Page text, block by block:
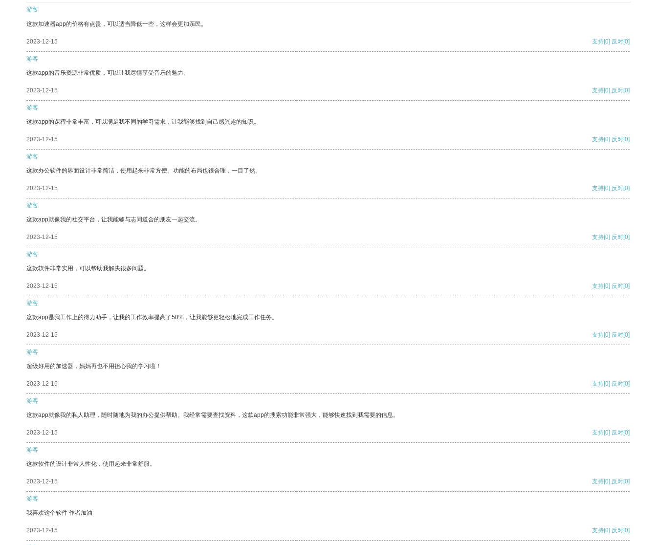
游客
这款加速器app的价格有点贵，可以适当降低一些，这样会更加亲民。
2023-12-15 支持[0] 反对[0]
游客
这款app的音乐资源非常优质，可以让我尽情享受音乐的魅力。
2023-12-15 支持[0] 反对[0]
游客
这款app的课程非常丰富，可以满足我不同的学习需求，让我能够找到自己感兴趣的知识。
2023-12-15 支持[0] 反对[0]
游客
这款办公软件的界面设计非常简洁，使用起来非常方便。功能的布局也很合理，一目了然。
2023-12-15 支持[0] 反对[0]
游客
这款app就像我的社交平台，让我能够与志同道合的朋友一起交流。
2023-12-15 支持[0] 反对[0]
游客
这款软件非常实用，可以帮助我解决很多问题。
2023-12-15 支持[0] 反对[0]
游客
这款app是我工作上的得力助手，让我的工作效率提高了50%，让我能够更轻松地完成工作任务。
2023-12-15 支持[0] 反对[0]
游客
超级好用的加速器，妈妈再也不用担心我的学习啦！
2023-12-15 支持[0] 反对[0]
游客
这款app就像我的私人助理，随时随地为我的办公提供帮助。我经常需要查找资料，这款app的搜索功能非常强大，能够快速找到我需要的信息。
2023-12-15 支持[0] 反对[0]
游客
这款软件的设计非常人性化，使用起来非常舒服。
2023-12-15 支持[0] 反对[0]
游客
我喜欢这个软件 作者加油
2023-12-15 支持[0] 反对[0]